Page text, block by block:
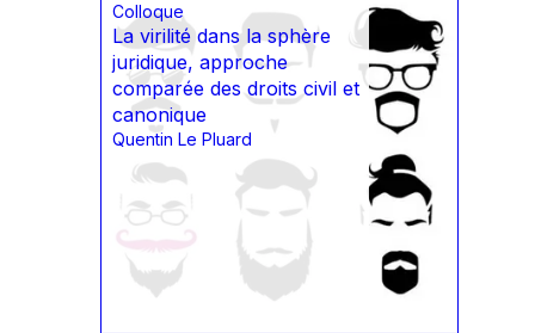
Colloque
La virilité dans la sphère
juridique, approche
comparée des droits civil et
canonique
Quentin Le Pluard